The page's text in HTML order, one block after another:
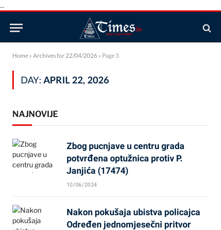
...
Home » Archives for 22/04/2026 » Page 3
DAY: APRIL 22, 2026
NAJNOVIJE
Zbog pucnjave u centru grada
potvrđena optužnica protiv P.
Janjića (17474)
10/06/2024
Nakon pokušaja ubistva policajca
Određen jednomjesečni pritvor